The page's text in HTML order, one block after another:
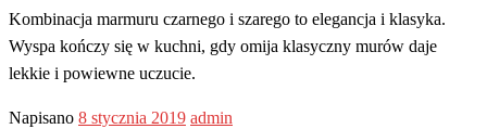
Kombinacja marmuru czarnego i szarego to elegancja i klasyka.
Wyspa kończy się w kuchni, gdy omija klasyczny murów daje
lekkie i powiewne uczucie.
Napisano 8 stycznia 2019 admin